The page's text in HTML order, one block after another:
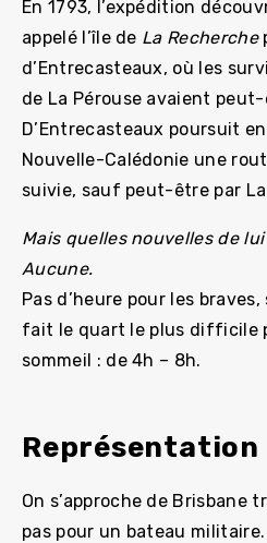
En 1793, l’expédition
appelé l’île de La Recherche
d’Entrecasteaux, où les
de La Pérouse avaient
D’Entrecasteaux poursuit
Nouvelle-Calédonie une
suivie, sauf peut-être par La
Mais quelles nouvelles de lui
Aucune.
Pas d’heure pour les
fait le quart le plus difficile
sommeil : de 4h – 8h.
Représentation
On s’approche de Brisbane
pas pour un bateau